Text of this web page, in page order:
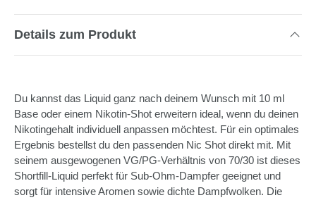
Details zum Produkt
Du kannst das Liquid ganz nach deinem Wunsch mit 10 ml
Base oder einem Nikotin-Shot erweitern ideal, wenn du deinen
Nikotingehalt individuell anpassen möchtest. Für ein optimales
Ergebnis bestellst du den passenden Nic Shot direkt mit. Mit
seinem ausgewogenen VG/PG-Verhältnis von 70/30 ist dieses
Shortfill-Liquid perfekt für Sub-Ohm-Dampfer geeignet und
sorgt für intensive Aromen sowie dichte Dampfwolken. Die